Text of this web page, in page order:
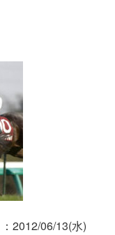
：2012/06/13(水)